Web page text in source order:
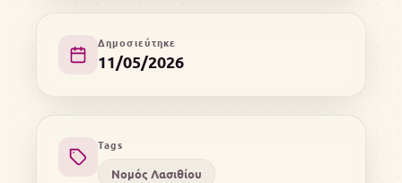
Δημοσιεύτηκε
11/05/2026
Tags
Νομός Λασιθίου